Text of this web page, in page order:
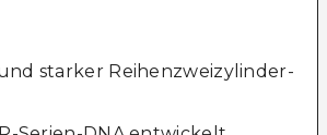
starker Reihenzweizylinder-